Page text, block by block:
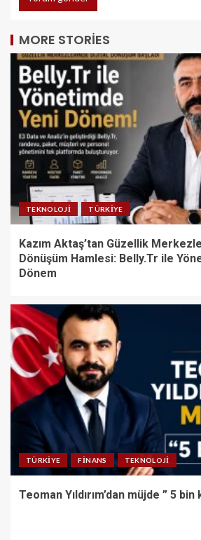
MORE STORIES
TEKNOLOJI TÜRKIYE
Kazım Aktaş’tan Güzellik
Dönüşüm Hamlesi: Belly.Tr ile
Dönem
TÜRKIYE FINANS TEKNOLOJI
Teoman Yıldırım’dan müjde ” 5 bin